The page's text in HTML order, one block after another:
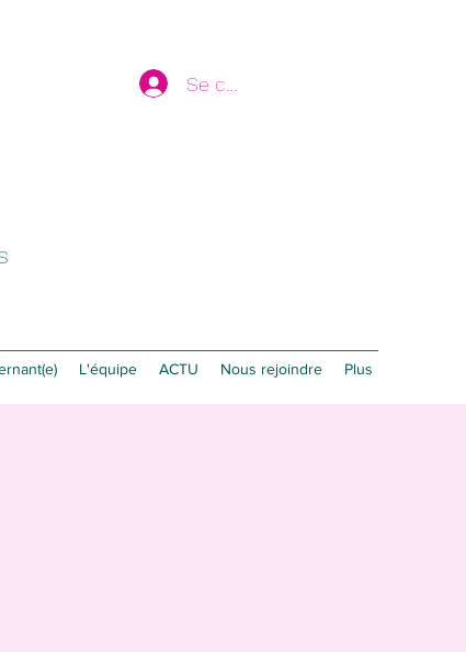
Se connecter
L'équipe ACTU Nous rejoindre Plus